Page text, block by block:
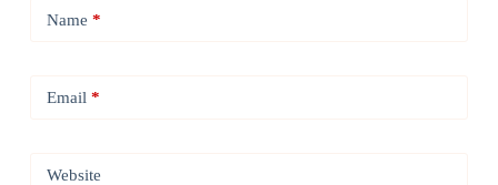
Name *
Email *
Website